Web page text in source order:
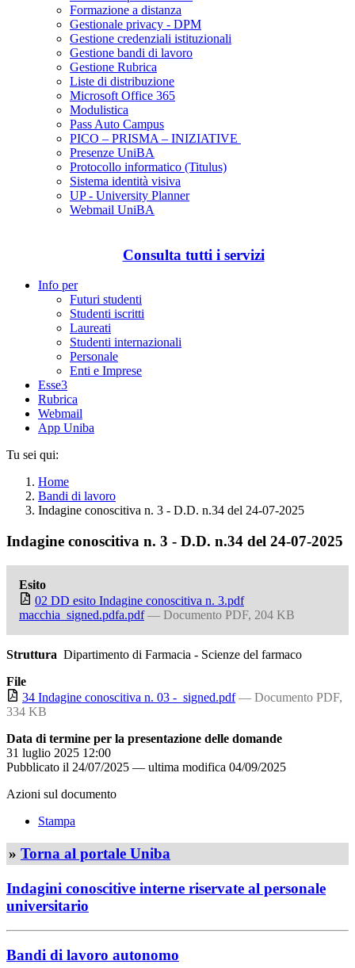
Formazione a distanza
Gestionale privacy - DPM
Gestione credenziali istituzionali
Gestione bandi di lavoro
Gestione Rubrica
Liste di distribuzione
Microsoft Office 365
Modulistica
Pass Auto Campus
PICO – PRISMA – INIZIATIVE
Presenze UniBA
Protocollo informatico (Titulus)
Sistema identità visiva
UP - University Planner
Webmail UniBA
Consulta tutti i servizi
Info per
Futuri studenti
Studenti iscritti
Laureati
Studenti internazionali
Personale
Enti e Imprese
Esse3
Rubrica
Webmail
App Uniba
Tu sei qui:
Home
Bandi di lavoro
Indagine conoscitiva n. 3 - D.D. n.34 del 24-07-2025
Indagine conoscitiva n. 3 - D.D. n.34 del 24-07-2025
Esito
02 DD esito Indagine conoscitiva n. 3.pdf
macchia_signed.pdfa.pdf — Documento PDF, 204 KB
Struttura Dipartimento di Farmacia - Scienze del farmaco
File
34 Indagine conoscitiva n. 03 -_signed.pdf — Documento PDF,
334 KB
Data di termine per la presentazione delle domande
31 luglio 2025 12:00
Pubblicato il 24/07/2025 — ultima modifica 04/09/2025
Azioni sul documento
Stampa
» Torna al portale Uniba
Indagini conoscitive interne riservate al personale
universitario
Bandi di lavoro autonomo